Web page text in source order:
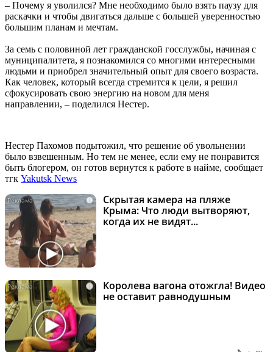
– Почему я уволился? Мне необходимо было взять паузу для
раскачки и чтобы двигаться дальше с большей уверенностью
большим планам и мечтам.
За семь с половиной лет гражданской госслужбы, начиная с
муниципалитета, я познакомился со многими интересными
людьми и приобрел значительный опыт для своего возраста.
Как человек, который всегда стремится к цели, я решил
сфокусировать свою энергию на новом для меня
направлении, – поделился Нестер.
Нестер Пахомов подытожил, что решение об увольнении
было взвешенным. Но тем не менее, если ему не понравится
быть блогером, он готов вернутся к работе в найме, сообщает
тгк Yakutsk News
i
Скрытая камера на пляже
Крыма: Что люди вытворяют,
когда их не видят...
i
Королева вагона отожгла! Видео
не оставит равнодушным